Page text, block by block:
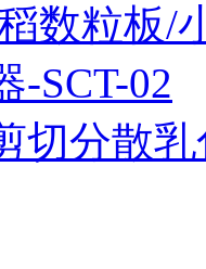
数粒板/
-SCT-02
切分散